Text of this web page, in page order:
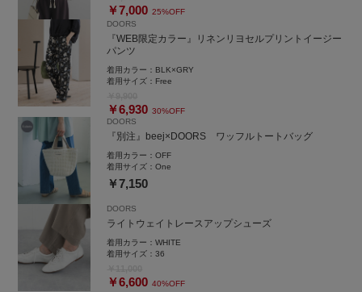
￥7,000 25%OFF
DOORS
『WEB限定カラー』リネンリヨセルプリントイージー
パンツ
着用カラー： BLK×GRY
着用サイズ： Free
￥6,930 30%OFF
DOORS
『別注』beej×DOORS ワッフルトートバッグ
着用カラー：OFF
着用サイズ：One
￥7,150
DOORS
ライトウェイトレースアップシューズ
着用カラー：WHITE
着用サイズ：36
￥6,600 40%OFF